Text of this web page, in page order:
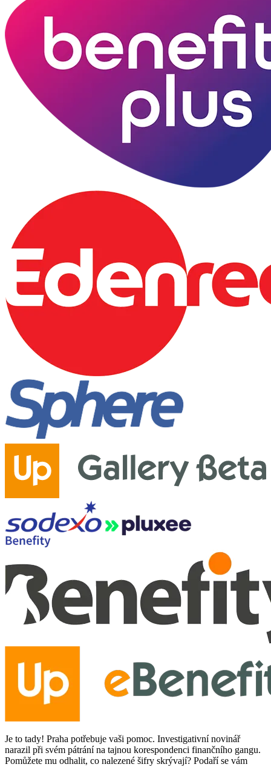
Je to tady! Praha potřebuje vaši pomoc. Investigativní novinář
narazil při svém pátrání na tajnou korespondenci finančního gangu.
Pomůžete mu odhalit, co nalezené šifry skrývají? Podaří se vám